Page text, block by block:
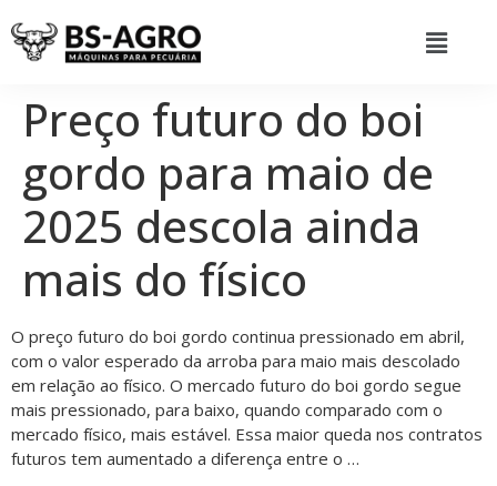
Preço futuro do boi
gordo para maio de
2025 descola ainda
mais do físico
O preço futuro do boi gordo continua pressionado em abril,
com o valor esperado da arroba para maio mais descolado
em relação ao físico. O mercado futuro do boi gordo segue
mais pressionado, para baixo, quando comparado com o
mercado físico, mais estável. Essa maior queda nos contratos
futuros tem aumentado a diferença entre o …